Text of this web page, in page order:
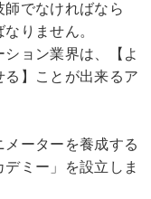
師でなければなら
りません。
ョン業界は、【よ
る】ことが出来るア
ーターを養成する
ミー」を設立しま